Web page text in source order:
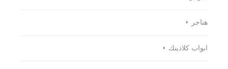
هناجر
ابواب كلادينك